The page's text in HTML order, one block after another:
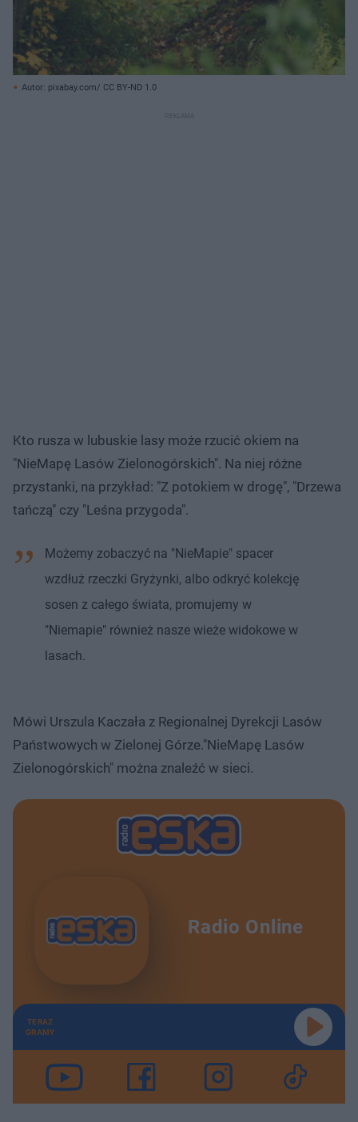
Autor: pixabay.com/ CC BY-ND 1.0
Kto rusza w lubuskie lasy może rzucić okiem na
"NieMapę Lasów Zielonogórskich". Na niej różne
przystanki, na przykład: "Z potokiem w drogę", "Drzewa
tańczą" czy "Leśna przygoda".
Możemy zobaczyć na "NieMapie" spacer
wzdłuż rzeczki Gryżynki, albo odkryć kolekcję
sosen z całego świata, promujemy w
"Niemapie" również nasze wieże widokowe w
lasach.
Mówi Urszula Kaczała z Regionalnej Dyrekcji Lasów
Państwowych w Zielonej Górze."NieMapę Lasów
Zielonogórskich" można znaleźć w sieci.
Radio Online
TERAZ
GRAMY